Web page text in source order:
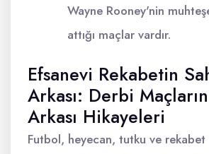
Wayne Rooney'nin
attığı maçlar vardır.
Efsanevi Rekabetin
Arkası: Derbi
Arkası Hikayeleri
Futbol, heyecan, tutku ve